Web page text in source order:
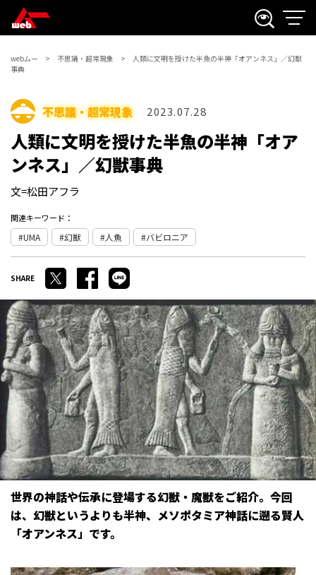
webムー 不思議・超常現象
人類に文明を授けた半魚の半神「オアンネス」／幻獣
事典
不思議・超常現象 2023.07.28
人類に文明を授けた半魚の半神「オア
ンネス」／幻獣事典
文=松田アフラ
関連キーワード：
UMA 幻獣 人魚 バビロニア
世界の神話や伝承に登場する幻獣・魔獣をご紹介。今回
は、幻獣というよりも半神、メソポタミア神話に遡る賢人
「オアンネス」です。